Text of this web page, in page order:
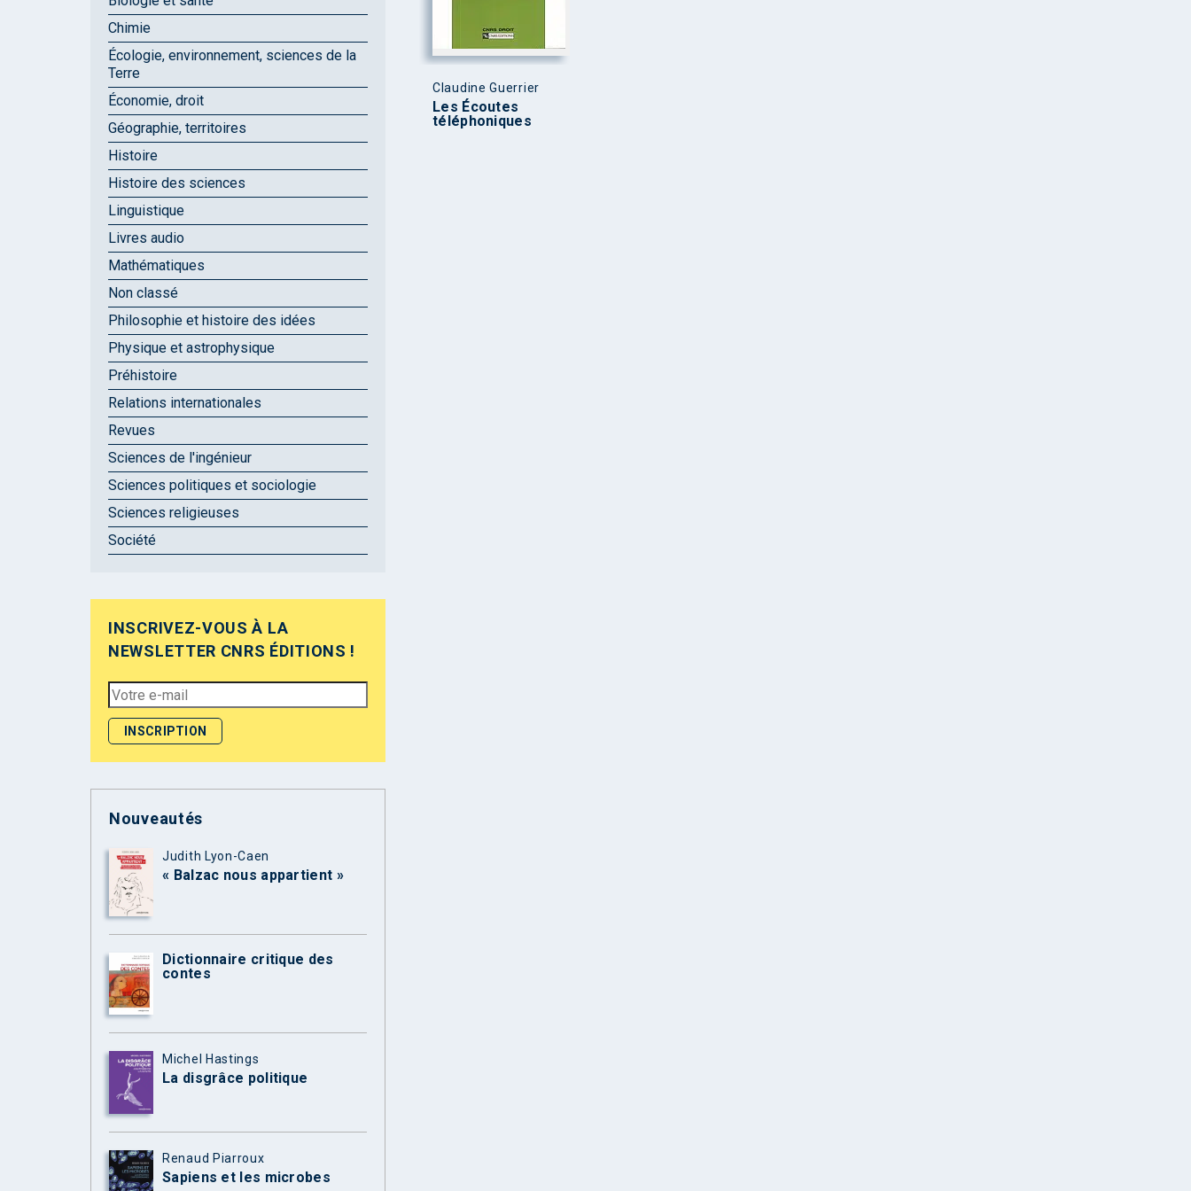
Claudine Guerrier
Les Écoutes
téléphoniques
Chimie
Écologie, environnement, sciences de la
Terre
Économie, droit
Géographie, territoires
Histoire
Histoire des sciences
Linguistique
Livres audio
Mathématiques
Non classé
Philosophie et histoire des idées
Physique et astrophysique
Préhistoire
Relations internationales
Revues
Sciences de l'ingénieur
Sciences politiques et sociologie
Sciences religieuses
Société
INSCRIVEZ-VOUS À LA
NEWSLETTER CNRS ÉDITIONS !
Nouveautés
Judith Lyon-Caen
« Balzac nous appartient »
Dictionnaire critique des
contes
Michel Hastings
La disgrâce politique
Renaud Piarroux
Sapiens et les microbes